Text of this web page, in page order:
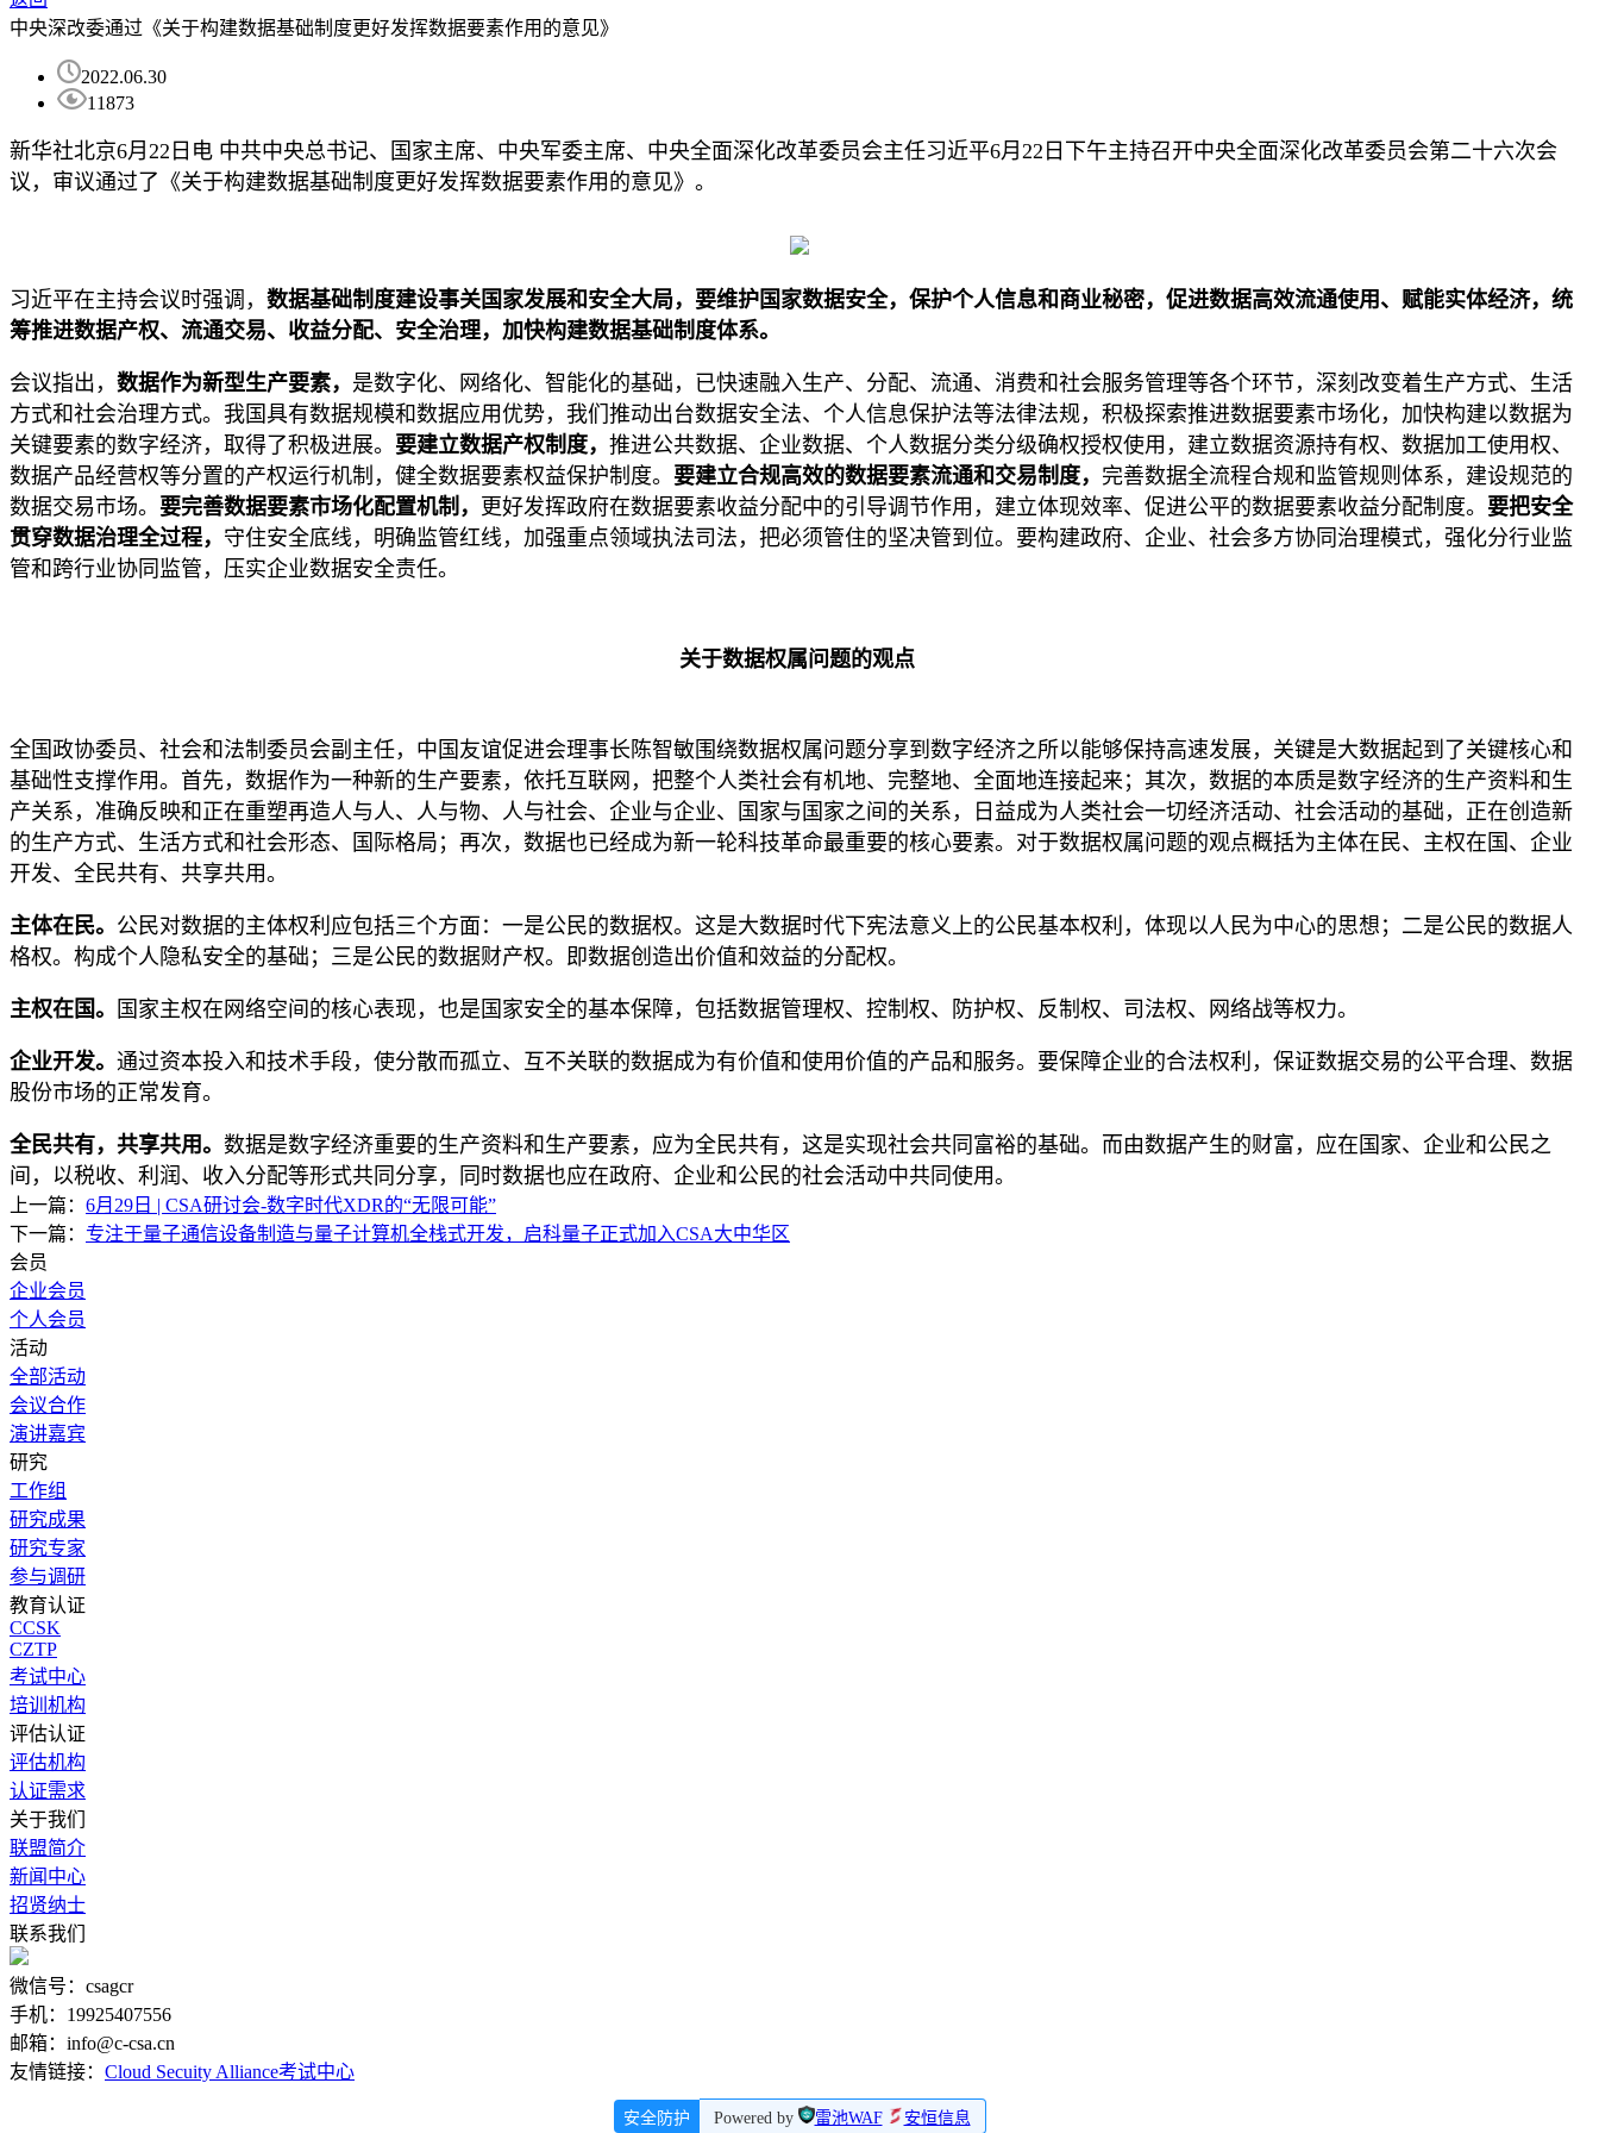
中央深改委通过《关于构建数据基础制度更好发挥数据要素作用的意见》
2022.06.30
11873
新华社北京6月22日电 中共中央总书记、国家主席、中央军委主席、中央全面深化改革委员会主任习近平6月22日下午主持召开中央全面深化改革委员会第二十六次会
议，审议通过了《关于构建数据基础制度更好发挥数据要素作用的意见》。
习近平在主持会议时强调， 数据基础制度建设事关国家发展和安全大局，要维护国家数据安全，保护个人信息和商业秘密，促进数据高效流通使用、赋能实体经济，统
筹推进数据产权、流通交易、收益分配、安全治理，加快构建数据基础制度体系。
会议指出， 数据作为新型生产要素， 是数字化、网络化、智能化的基础，已快速融入生产、分配、流通、消费和社会服务管理等各个环节，深刻改变着生产方式、生活
方式和社会治理方式。我国具有数据规模和数据应用优势，我们推动出台数据安全法、个人信息保护法等法律法规，积极探索推进数据要素市场化，加快构建以数据为
关键要素的数字经济，取得了积极进展。 要建立数据产权制度， 推进公共数据、企业数据、个人数据分类分级确权授权使用，建立数据资源持有权、数据加工使用权、
数据产品经营权等分置的产权运行机制，健全数据要素权益保护制度。 要建立合规高效的数据要素流通和交易制度， 完善数据全流程合规和监管规则体系，建设规范的
数据交易市场。 要完善数据要素市场化配置机制， 更好发挥政府在数据要素收益分配中的引导调节作用，建立体现效率、促进公平的数据要素收益分配制度。 要把安全
贯穿数据治理全过程， 守住安全底线，明确监管红线，加强重点领域执法司法，把必须管住的坚决管到位。要构建政府、企业、社会多方协同治理模式，强化分行业监
管和跨行业协同监管，压实企业数据安全责任。
关于数据权属问题的观点
全国政协委员、社会和法制委员会副主任，中国友谊促进会理事长陈智敏围绕数据权属问题分享到数字经济之所以能够保持高速发展，关键是大数据起到了关键核心和
基础性支撑作用。首先，数据作为一种新的生产要素，依托互联网，把整个人类社会有机地、完整地、全面地连接起来；其次，数据的本质是数字经济的生产资料和生
产关系，准确反映和正在重塑再造人与人、人与物、人与社会、企业与企业、国家与国家之间的关系，日益成为人类社会一切经济活动、社会活动的基础，正在创造新
的生产方式、生活方式和社会形态、国际格局；再次，数据也已经成为新一轮科技革命最重要的核心要素。对于数据权属问题的观点概括为主体在民、主权在国、企业
开发、全民共有、共享共用。
主体在民。 公民对数据的主体权利应包括三个方面：一是公民的数据权。这是大数据时代下宪法意义上的公民基本权利，体现以人民为中心的思想；二是公民的数据人
格权。构成个人隐私安全的基础；三是公民的数据财产权。即数据创造出价值和效益的分配权。
主权在国。 国家主权在网络空间的核心表现，也是国家安全的基本保障，包括数据管理权、控制权、防护权、反制权、司法权、网络战等权力。
企业开发。 通过资本投入和技术手段，使分散而孤立、互不关联的数据成为有价值和使用价值的产品和服务。要保障企业的合法权利，保证数据交易的公平合理、数据
股份市场的正常发育。
全民共有，共享共用。 数据是数字经济重要的生产资料和生产要素，应为全民共有，这是实现社会共同富裕的基础。而由数据产生的财富，应在国家、企业和公民之
间，以税收、利润、收入分配等形式共同分享，同时数据也应在政府、企业和公民的社会活动中共同使用。
上一篇： 6月29日 | CSA研讨会-数字时代XDR的“无限可能”
下一篇： 专注于量子通信设备制造与量子计算机全栈式开发，启科量子正式加入CSA大中华区
会员
企业会员
个人会员
活动
全部活动
会议合作
演讲嘉宾
研究
工作组
研究成果
研究专家
参与调研
教育认证
CCSK
CZTP
考试中心
培训机构
评估认证
评估机构
认证需求
关于我们
联盟简介
新闻中心
招贤纳士
联系我们
微信号：csagcr
手机：19925407556
邮箱：info@c-csa.cn
友情链接： Cloud Secuity Alliance考试中心
安全防护 Powered by 雷池WAF 安恒信息